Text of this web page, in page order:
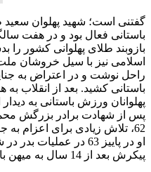
باستانی فعال بود و در هفت
بازوبند طلای پهلوانی کشور را
اسلامی نیز با سیل خروشان
راحل نوشت و در اعتراض به
باستانی کشید. بعد از انقلاب
پهلوانان ورزش باستانی به
پس از شهادت برادر بزرگش
62، تلاش زیادی برای اعزام
او در پاییز 63 در
پیکرش بعد از 14 سال به میهن بازگشت.